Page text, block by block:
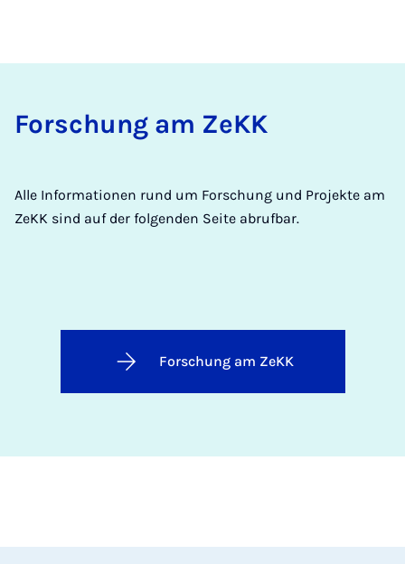
For­schung am ZeKK
Alle Informationen rund um Forschung und Projekte am
ZeKK sind auf der folgenden Seite abrufbar.
Forschung am ZeKK